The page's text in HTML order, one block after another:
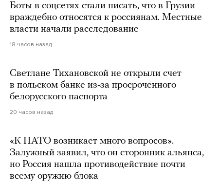
Боты в соцсетях стали писать, что в Грузии
враждебно относятся к россиянам. Местные
власти начали расследование
18 часов назад
Светлане Тихановской не открыли счет
в польском банке из-за просроченного
белорусского паспорта
20 часов назад
«К НАТО возникает много вопросов».
Залужный заявил, что он сторонник альянса,
но Россия нашла противодействие почти
всему оружию блока